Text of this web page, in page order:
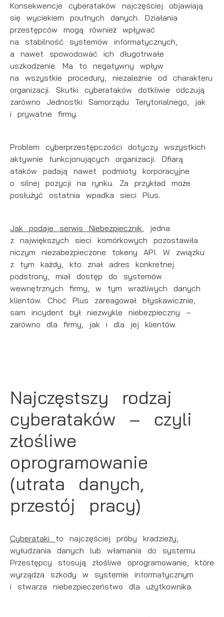
Konsekwencje cyberataków najczęściej objawiają
się wyciekiem poufnych danych. Działania
przestępców mogą również wpływać
na stabilność systemów informatycznych,
a nawet spowodować ich długotrwałe
uszkodzenie. Ma to negatywny wpływ
na wszystkie procedury, niezależnie od charakteru
organizacji. Skutki cyberataków dotkliwie odczują
zarówno Jednostki Samorządu Terytorialnego, jak
i prywatne firmy.
Problem cyberprzestępczości dotyczy wszystkich
aktywnie funkcjonujących organizacji. Ofiarą
ataków padają nawet podmioty korporacyjne
o silnej pozycji na rynku. Za przykład może
posłużyć ostatnia wpadka sieci Plus.
Jak podaje serwis Niebezpiecznik, jedna
z największych sieci komórkowych pozostawiła
niczym niezabezpieczone tokeny API. W związku
z tym każdy, kto znał adres konkretnej
podstrony, miał dostęp do systemów
wewnętrznych firmy, w tym wrażliwych danych
klientów. Choć Plus zareagował błyskawicznie,
sam incydent był niezwykle niebezpieczny –
zarówno dla firmy, jak i dla jej klientów.
Najczęstszy rodzaj
cyberataków – czyli
złośliwe
oprogramowanie
(utrata danych,
przestój pracy)
Cyberataki to najczęściej próby kradzieży,
wyłudzania danych lub włamania do systemu.
Przestępcy stosują złośliwe oprogramowanie, które
wyrządza szkody w systemie informatycznym
i stwarza niebezpieczeństwo dla użytkownika.
upodobań oraz Twoich zwyczajów dotyczących
przeglądanej witryny internetowej. Treści promocyjne
mogą pojawić się na stronach podmiotów trzecich lub
firm będących naszymi partnerami oraz innych
dostawców usług. Firmy te działają w charakterze
pośredników prezentujących nasze treści w postaci
wiadomości, ofert, komunikatów mediów
społecznościowych.